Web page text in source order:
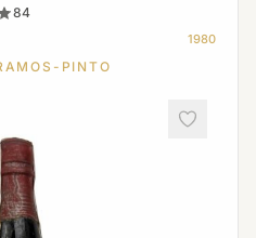
84
1980
PINTO